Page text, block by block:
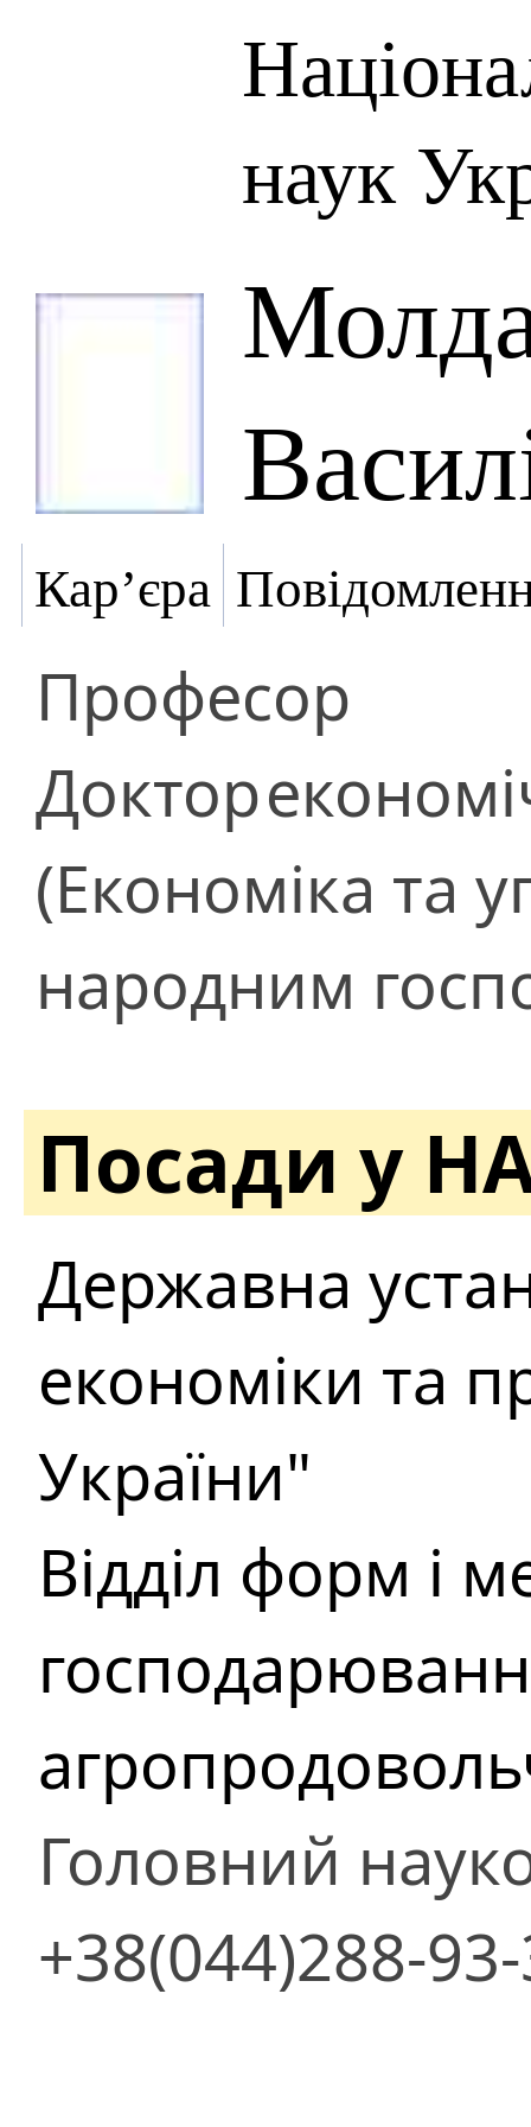
наук
Кар’єра
Професор
Доктор
(Економіка та
народним
Посади у
Державна
економіки та
України"
Відділ форм і
Головний
+38(044)288-